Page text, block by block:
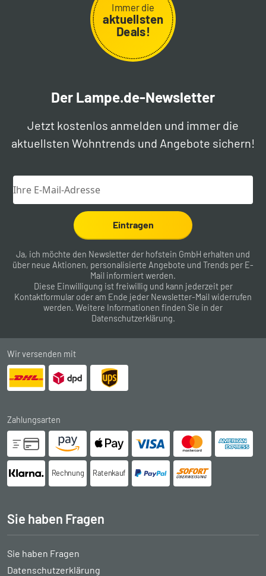
Immer die
aktuellsten
Deals!
Der Lampe.de-Newsletter
Jetzt kostenlos anmelden und immer die
aktuellsten Wohntrends und Angebote sichern!
Eintragen
Ja, ich möchte den Newsletter der hofstein GmbH erhalten und
über neue Aktionen, personalisierte Angebote und Trends per E-
Mail informiert werden.
Diese Einwilligung ist freiwillig und kann jederzeit per
Kontaktformular oder am Ende jeder Newsletter-Mail widerrufen
werden. Weitere Informationen finden Sie in der
Datenschutzerklärung.
Wir versenden mit
Zahlungsarten
Rechnung Ratenkauf
Sie haben Fragen
Sie haben Fragen
Datenschutzerklärung